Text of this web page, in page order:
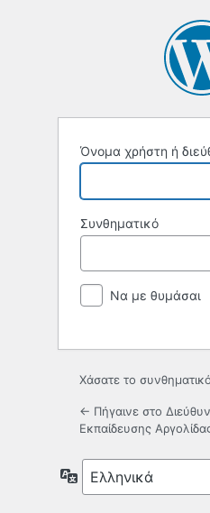
Όνομα χρήστη ή
Συνθηματικό
Να με θυμάσαι
Χάσατε το
← Πήγαινε στο
Εκπαίδευσης
Γλώσσα